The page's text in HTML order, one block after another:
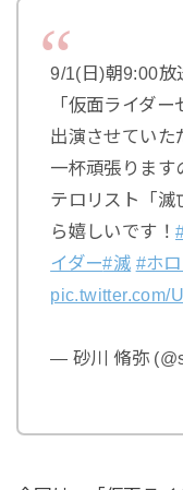
9/1(日)朝9:00放
「仮面ライダ
出演させていた
一杯頑張ります
テロリスト「滅
ら嬉しいです！
イダー#滅 #ホ
pic.twitter.com/
— 砂川 脩弥